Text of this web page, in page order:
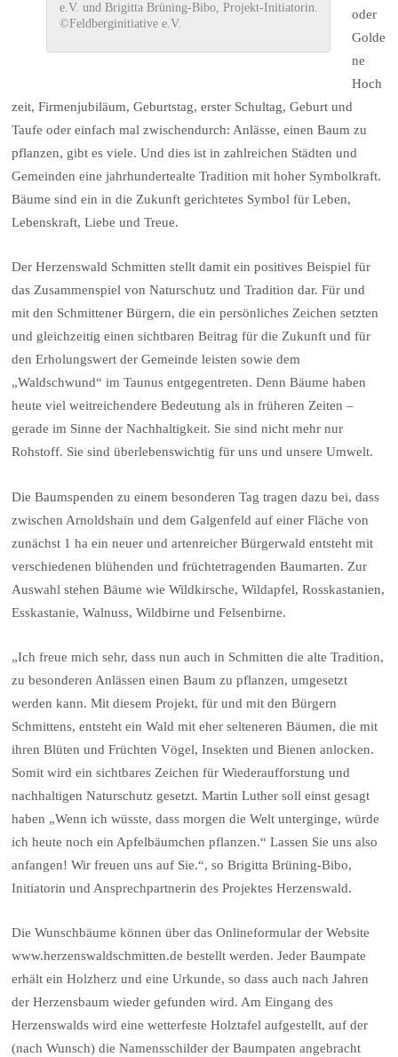
e.V. und Brigitta Brüning-Bibo, Projekt-Initiatorin.
©Feldberginitiative e.V.
oder
Golde
ne
Hoch
zeit, Firmenjubiläum, Geburtstag, erster Schultag, Geburt und
Taufe oder einfach mal zwischendurch: Anlässe, einen Baum zu
pflanzen, gibt es viele. Und dies ist in zahlreichen Städten und
Gemeinden eine jahrhundertealte Tradition mit hoher Symbolkraft.
Bäume sind ein in die Zukunft gerichtetes Symbol für Leben,
Lebenskraft, Liebe und Treue.
Der Herzenswald Schmitten stellt damit ein positives Beispiel für
das Zusammenspiel von Naturschutz und Tradition dar. Für und
mit den Schmittener Bürgern, die ein persönliches Zeichen setzten
und gleichzeitig einen sichtbaren Beitrag für die Zukunft und für
den Erholungswert der Gemeinde leisten sowie dem
„Waldschwund“ im Taunus entgegentreten. Denn Bäume haben
heute viel weitreichendere Bedeutung als in früheren Zeiten –
gerade im Sinne der Nachhaltigkeit. Sie sind nicht mehr nur
Rohstoff. Sie sind überlebenswichtig für uns und unsere Umwelt.
Die Baumspenden zu einem besonderen Tag tragen dazu bei, dass
zwischen Arnoldshain und dem Galgenfeld auf einer Fläche von
zunächst 1 ha ein neuer und artenreicher Bürgerwald entsteht mit
verschiedenen blühenden und früchtetragenden Baumarten. Zur
Auswahl stehen Bäume wie Wildkirsche, Wildapfel, Rosskastanien,
Esskastanie, Walnuss, Wildbirne und Felsenbirne.
„Ich freue mich sehr, dass nun auch in Schmitten die alte Tradition,
zu besonderen Anlässen einen Baum zu pflanzen, umgesetzt
werden kann. Mit diesem Projekt, für und mit den Bürgern
Schmittens, entsteht ein Wald mit eher selteneren Bäumen, die mit
ihren Blüten und Früchten Vögel, Insekten und Bienen anlocken.
Somit wird ein sichtbares Zeichen für Wiederaufforstung und
nachhaltigen Naturschutz gesetzt. Martin Luther soll einst gesagt
haben „Wenn ich wüsste, dass morgen die Welt unterginge, würde
ich heute noch ein Apfelbäumchen pflanzen.“ Lassen Sie uns also
anfangen! Wir freuen uns auf Sie.“, so Brigitta Brüning-Bibo,
Initiatorin und Ansprechpartnerin des Projektes Herzenswald.
Die Wunschbäume können über das Onlineformular der Website
www.herzenswaldschmitten.de bestellt werden. Jeder Baumpate
erhält ein Holzherz und eine Urkunde, so dass auch nach Jahren
der Herzensbaum wieder gefunden wird. Am Eingang des
Herzenswalds wird eine wetterfeste Holztafel aufgestellt, auf der
(nach Wunsch) die Namensschilder der Baumpaten angebracht